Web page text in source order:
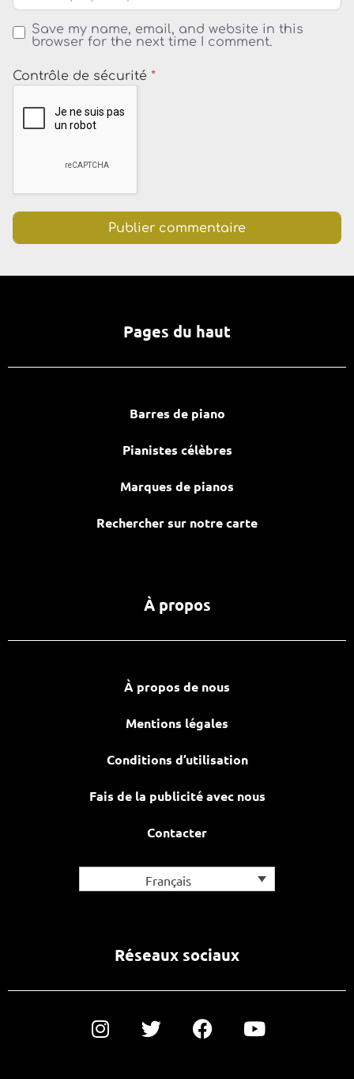
Save my name, email, and website in this
browser for the next time I comment.
Contrôle de sécurité *
Pages du haut
Barres de piano
Pianistes célèbres
Marques de pianos
Rechercher sur notre carte
À propos
À propos de nous
Mentions légales
Conditions d’utilisation
Fais de la publicité avec nous
Contacter
Français
Réseaux sociaux